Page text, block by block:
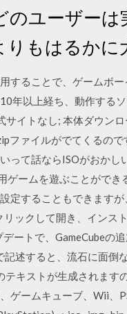
ユーザー
りもはるかに
することで、ゲームボ
年以上経ち、動作す
サイトなし; 本体ダウン
ファイルがでてくるの
って話ならISOがおか
ームを遊ぶことがで
定することもできます
ックして開き、イン
ートで、GameCubeの
記述すると、流石に面
テキストが生成されま
ゲームキューブ、Wii、